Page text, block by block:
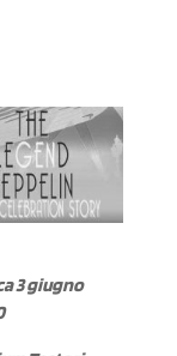
3 giugno